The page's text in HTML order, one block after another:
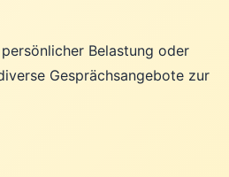
Belastung oder
Gesprächsangebote zur